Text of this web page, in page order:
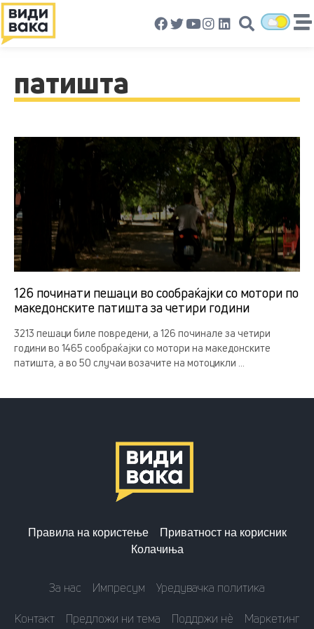
патишта
126 починати пешаци во сообраќајки со мотори по
македонските патишта за четири години
3213 пешаци биле повредени, а 126 починале за четири
години во 1465 сообраќајки со мотори на македонските
патишта, а во 50 случаи возачите на мотоцикли ...
Правила на користење
Приватност на корисник
Колачиња
За нас Импресум
Уредувачка политика
Контакт
Предложи ни тема Поддржи нè Маркетинг